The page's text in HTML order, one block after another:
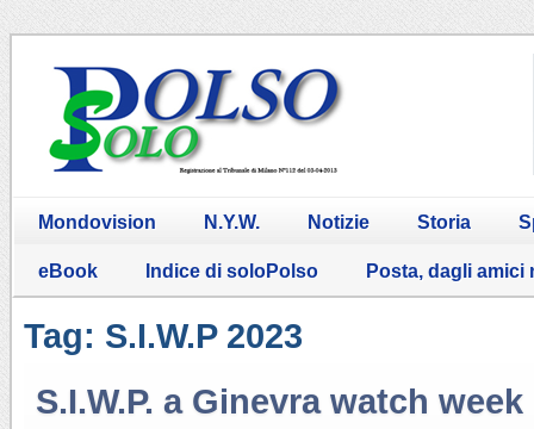
Mondovision N.Y.W. Notizie Storia
eBook Indice di soloPolso Posta, dagli amici
Tag: S.I.W.P 2023
S.I.W.P. a Ginevra watch week